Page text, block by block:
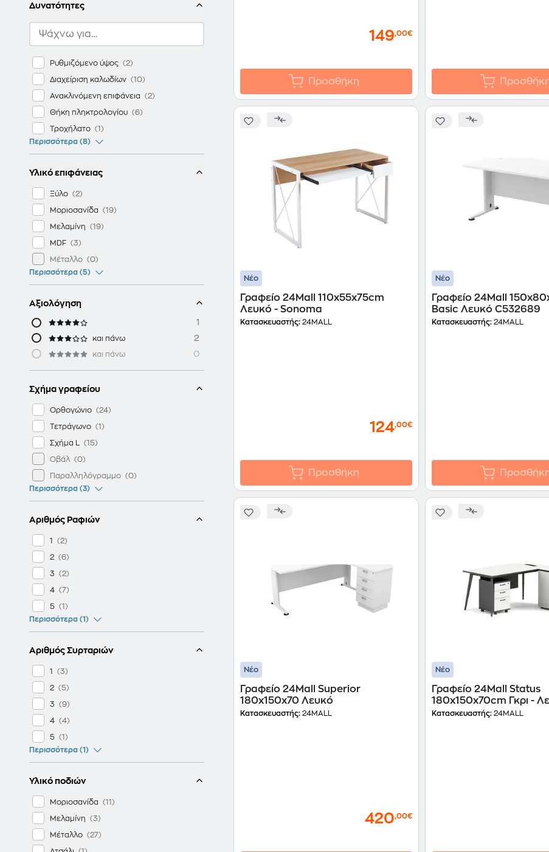
Δυνατότητες
Ρυθμιζόμενο ύψος
Διαχείριση καλωδίων
Ανακλινόμενη επιφάνεια
Θήκη πληκτρολογίου
Τροχήλατο
Περισσότερα (8)
Υλικό επιφάνειας
Ξύλο
Μοριοσανίδα
Μελαμίνη
MDF
Μέταλλο
Περισσότερα (5)
Αξιολόγηση
1
και πάνω 2
και πάνω 0
Σχήμα γραφείου
Ορθογώνιο
Τετράγωνο
Σχήμα L
Οβάλ
Παραλληλόγραμμο
Περισσότερα (3)
Αριθμός Ραφιών
1
2
3
4
5
Περισσότερα (1)
Αριθμός Συρταριών
1
2
3
4
5
Περισσότερα (1)
Υλικό ποδιών
Μοριοσανίδα
Μελαμίνη
Μέταλλο
149,00€
Προσθήκη
Νέο
Γραφείο 24Mall 110x55x75cm
Λευκό - Sonoma
Κατασκευαστής: 24MALL
124,00€
Προσθήκη
Νέο
Γραφείο 24Mall
Basic Λευκό C532689
Κατασκευαστής: 24MALL
Νέο
Γραφείο 24Mall Superior
180x150x70 Λευκό
Κατασκευαστής: 24MALL
420,00€
Νέο
Γραφείο 24Mall Status
180x150x70cm Γκρι -
Κατασκευαστής: 24MALL